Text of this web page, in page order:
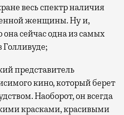
весь спектр наличия
женщины. Ну и,
она сейчас одна из самых
Голливуде;
представитель
кино, который берет
Наоборот, он всегда
красками, красивыми